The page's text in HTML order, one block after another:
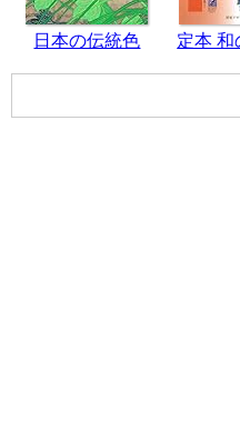
日本の伝統色 定本